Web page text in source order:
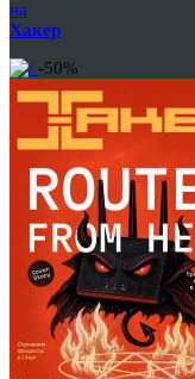
на
Хакер
-50%